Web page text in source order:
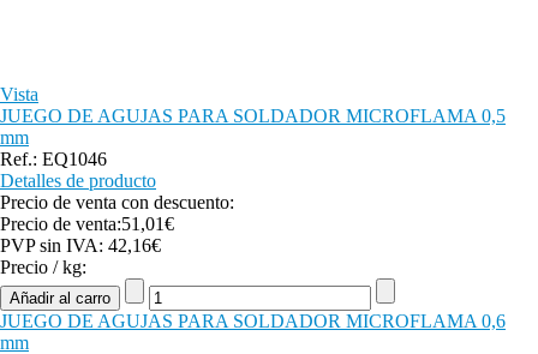
Vista
JUEGO DE AGUJAS PARA SOLDADOR MICROFLAMA 0,5
mm
Ref.: EQ1046
Detalles de producto
Precio de venta con descuento:
Precio de venta:51,01€
PVP sin IVA: 42,16€
Precio / kg:
JUEGO DE AGUJAS PARA SOLDADOR MICROFLAMA 0,6
mm